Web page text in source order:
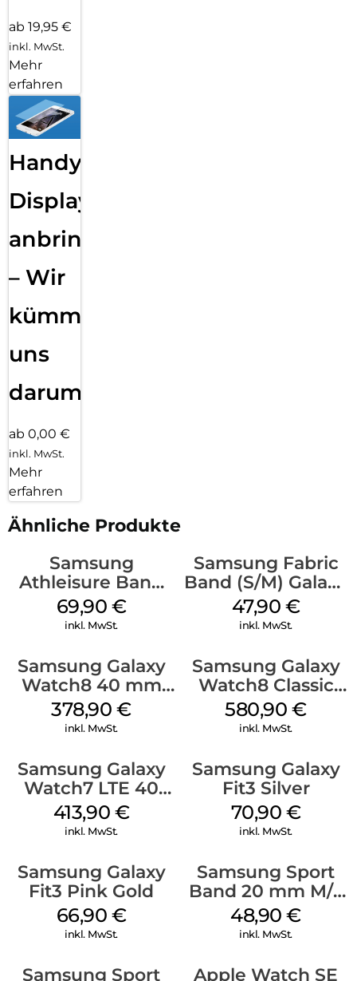
ab 19,95 €
inkl. MwSt.
Mehr
erfahren
Handy
Displayfolie
anbringen
– Wir
kümmern
uns
darum!
ab 0,00 €
inkl. MwSt.
Mehr
erfahren
Ähnliche Produkte
Samsung
Athleisure Band
(M/L) Galaxy
Watch8/Watch8
69,90 €
inkl. MwSt.
Samsung Fabric
Band (S/M) Galaxy
Watch8/Watch8
Classic Red
47,90 €
inkl. MwSt.
Samsung Galaxy
Watch8 40 mm
Silver
378,90€
inkl. MwSt.
Samsung Galaxy
Watch8 Classic
Black
580,90€
inkl. MwSt.
Samsung Galaxy
Watch7 LTE 40
mm Cream
413,90 €
inkl. MwSt.
Samsung Galaxy
Fit3 Silver
70,90 €
inkl. MwSt.
Samsung Galaxy
Fit3 Pink Gold
66,90 €
inkl. MwSt.
Samsung Sport
Band 20 mm M/L
Galaxy Watch
Series Silber
48,90€
inkl. MwSt.
Samsung Sport Apple Watch SE